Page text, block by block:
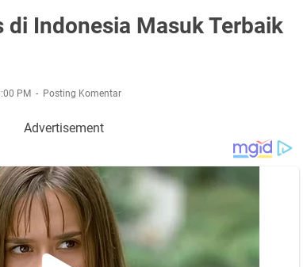
di Indonesia Masuk Terbaik
PM Posting Komentar
Advertisement